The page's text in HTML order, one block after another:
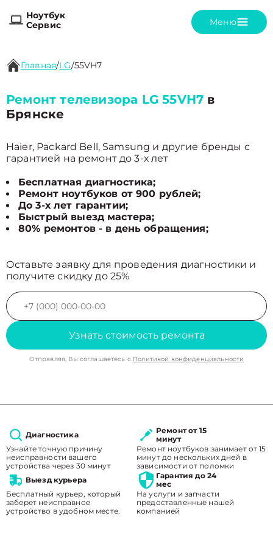
Ноутбук
Сервис
Меню
Главная/LG/55VH7
Ремонт телевизора LG 55VH7 в
Брянске
Haier, Packard Bell, Samsung и другие бренды с
гарантией на ремонт до 3-х лет
Бесплатная диагностика;
Ремонт ноутбуков от 900 рублей;
До 3-х лет гарантии;
Быстрый выезд мастера;
80% ремонтов - в день обращения;
Оставьте заявку для проведения диагностики и
получите скидку до 25%
Узнать стоимость ремонта
Отправляя, Вы соглашаетесь с Политикой конфиденциальности
Диагностика
Узнайте точную причину
неисправности вашего
устройства через 30 минут
Ремонт от 15
минут
Ремонт ноутбуков занимает от 15
минут до нескольких дней в
зависимости от поломки
Выезд курьера
Бесплатный курьер, который
заберет неисправное
устройство в удобном месте.
Гарантия до 24
мес
На услуги и запчасти
предоставленные нашей
компанией